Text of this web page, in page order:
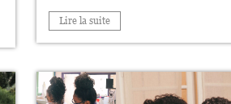
Lire la suite